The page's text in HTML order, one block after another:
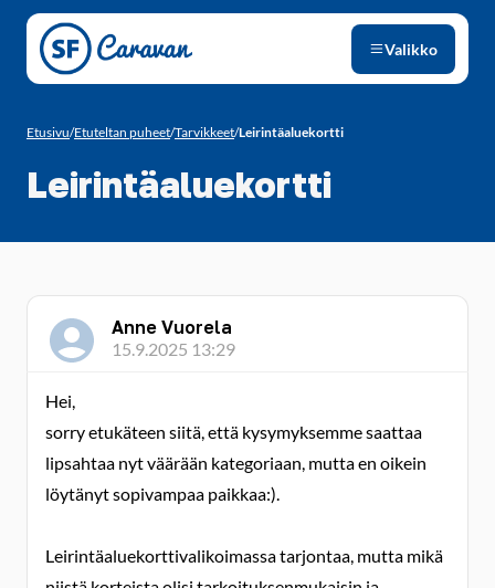
Siirry sivun sisältöön
Valikko
Etusivu/Etuteltan puheet/Tarvikkeet/Leirintäaluekortti
Leirintäaluekortti
Anne Vuorela
15.9.2025 13:29
Hei,
sorry etukäteen siitä, että kysymyksemme saattaa
lipsahtaa nyt väärään kategoriaan, mutta en oikein
löytänyt sopivampaa paikkaa:).
Leirintäaluekorttivalikoimassa tarjontaa, mutta mikä